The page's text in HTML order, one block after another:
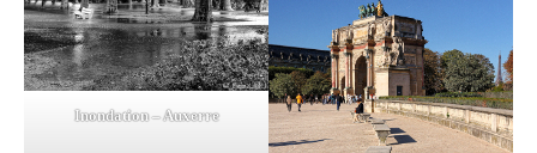
Inondation – Auxerre